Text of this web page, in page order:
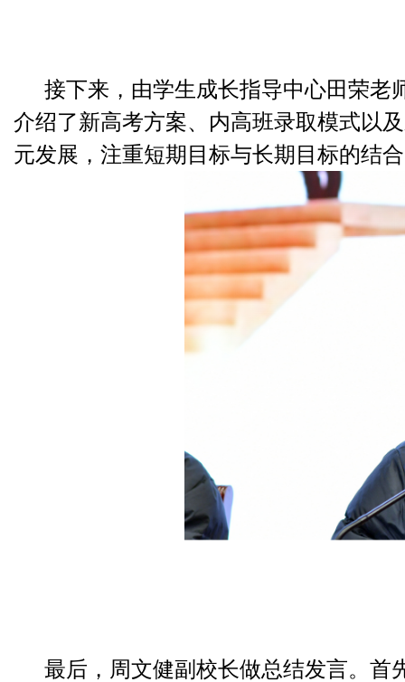
接下来，由学生成长指导中心田荣老
介绍了新高考方案、内高班录取模式以
元发展，注重短期目标与长期目标的结
最后，周文健副校长做总结发言。首